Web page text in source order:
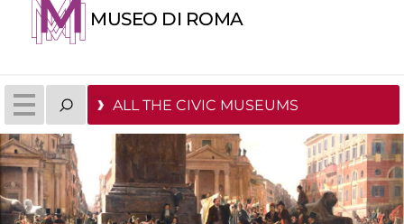
MUSEO DI ROMA
ALL THE CIVIC MUSEUMS